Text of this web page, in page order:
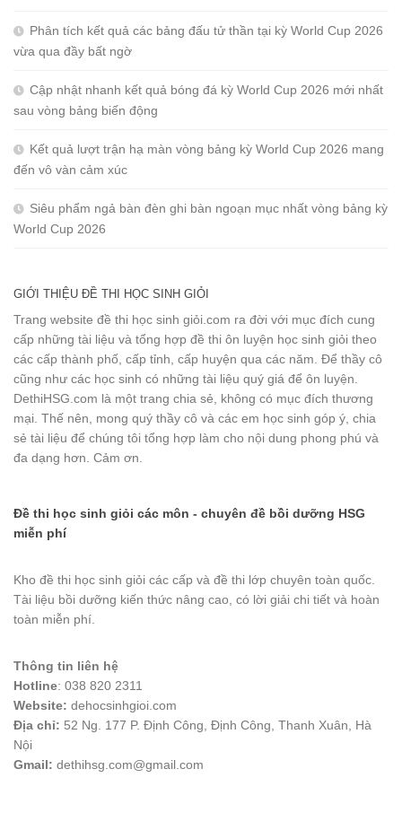
Phân tích kết quả các bảng đấu tử thần tại kỳ World Cup 2026
vừa qua đầy bất ngờ
Cập nhật nhanh kết quả bóng đá kỳ World Cup 2026 mới nhất
sau vòng bảng biến động
Kết quả lượt trận hạ màn vòng bảng kỳ World Cup 2026 mang
đến vô vàn cảm xúc
Siêu phẩm ngả bàn đèn ghi bàn ngoạn mục nhất vòng bảng kỳ
World Cup 2026
GIỚI THIỆU ĐỀ THI HỌC SINH GIỎI
Trang website đề thi học sinh giỏi.com ra đời với mục đích cung
cấp những tài liệu và tổng hợp đề thi ôn luyện học sinh giỏi theo
các cấp thành phố, cấp tỉnh, cấp huyện qua các năm. Để thầy cô
cũng như các học sinh có những tài liệu quý giá để ôn luyện.
DethiHSG.com là một trang chia sẻ, không có mục đích thương
mại. Thế nên, mong quý thầy cô và các em học sinh góp ý, chia
sẻ tài liệu để chúng tôi tổng hợp làm cho nội dung phong phú và
đa dạng hơn. Cảm ơn.
Đề thi học sinh giỏi các môn - chuyên đề bồi dưỡng HSG
miễn phí
Kho đề thi học sinh giỏi các cấp và đề thi lớp chuyên toàn quốc.
Tài liệu bồi dưỡng kiến thức nâng cao, có lời giải chi tiết và hoàn
toàn miễn phí.
Thông tin liên hệ
Hotline: 038 820 2311
Website: dehocsinhgioi.com
Địa chỉ: 52 Ng. 177 P. Định Công, Định Công, Thanh Xuân, Hà
Nội
Gmail: dethihsg.com@gmail.com